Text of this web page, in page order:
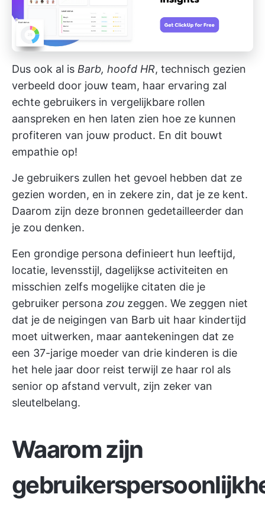
Dus ook al is Barb, hoofd HR, technisch gezien
verbeeld door jouw team, haar ervaring zal
echte gebruikers in vergelijkbare rollen
aanspreken en hen laten zien hoe ze kunnen
profiteren van jouw product. En dit bouwt
empathie op!
Je gebruikers zullen het gevoel hebben dat ze
gezien worden, en in zekere zin, dat je ze kent.
Daarom zijn deze bronnen gedetailleerder dan
je zou denken.
Een grondige persona definieert hun leeftijd,
locatie, levensstijl, dagelijkse activiteiten en
misschien zelfs mogelijke citaten die je
gebruiker persona zou zeggen. We zeggen niet
dat je de neigingen van Barb uit haar kindertijd
moet uitwerken, maar aantekeningen dat ze
een 37-jarige moeder van drie kinderen is die
het hele jaar door reist terwijl ze haar rol als
senior op afstand vervult, zijn zeker van
sleutelbelang.
Waarom zijn